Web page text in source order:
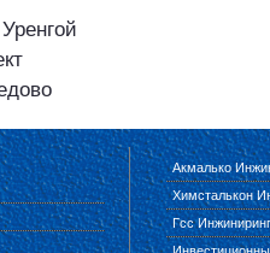
Акмалько
Химсталькон
Гсс Инжиниринг